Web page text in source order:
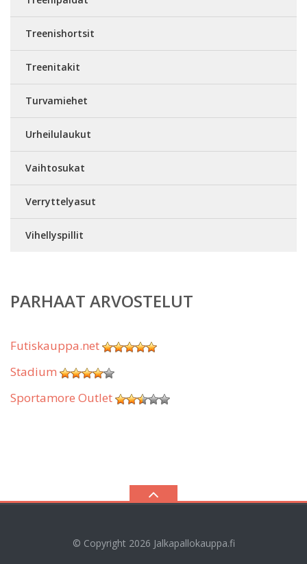
Treenishortsit
Treenitakit
Turvamiehet
Urheilulaukut
Vaihtosukat
Verryttelyasut
Vihellyspillit
PARHAAT ARVOSTELUT
Futiskauppa.net
Stadium
Sportamore Outlet
© Copyright 2026 Jalkapallokauppa.fi